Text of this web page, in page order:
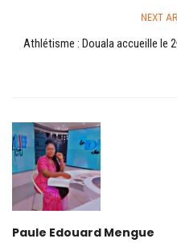
NEXT
Athlétisme : Douala accueille le
Paule Edouard Mengue